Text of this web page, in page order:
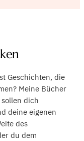
Geschichten, die
Meine Bücher
dich
deine eigenen
des
du dem